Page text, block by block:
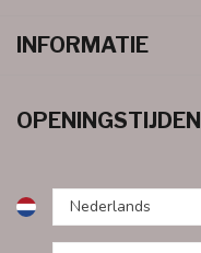
INFORMATIE
OPENINGSTIJDEN